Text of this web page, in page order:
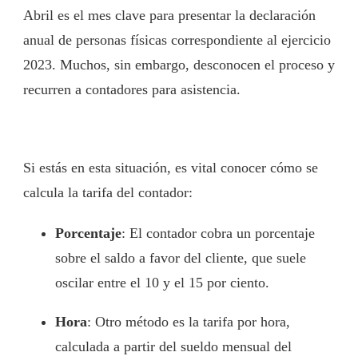
Abril es el mes clave para presentar la declaración
anual de personas físicas correspondiente al ejercicio
2023. Muchos, sin embargo, desconocen el proceso y
recurren a contadores para asistencia.
Si estás en esta situación, es vital conocer cómo se
calcula la tarifa del contador:
Porcentaje: El contador cobra un porcentaje
sobre el saldo a favor del cliente, que suele
oscilar entre el 10 y el 15 por ciento.
Hora: Otro método es la tarifa por hora,
calculada a partir del sueldo mensual del